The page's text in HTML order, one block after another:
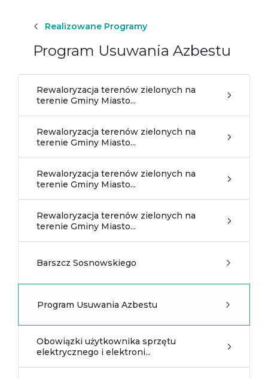
Realizowane Programy
Program Usuwania Azbestu
Rewaloryzacja terenów zielonych na
terenie Gminy Miasto...
Rewaloryzacja terenów zielonych na
terenie Gminy Miasto...
Rewaloryzacja terenów zielonych na
terenie Gminy Miasto...
Rewaloryzacja terenów zielonych na
terenie Gminy Miasto...
Barszcz Sosnowskiego
Program Usuwania Azbestu
Obowiązki użytkownika sprzętu
elektrycznego i elektroni...